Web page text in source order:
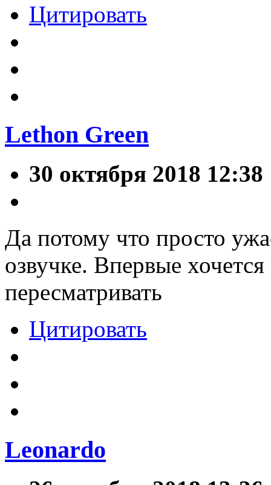
Цитировать
Lethon Green
30 октября 2018 12:38
Да потому что просто
озвучке. Впервые
пересматривать
Цитировать
Leonardo